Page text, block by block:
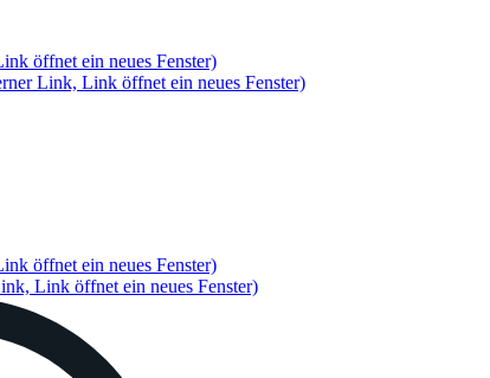
öffnet ein neues Fenster)
Link, Link öffnet ein neues Fenster)
öffnet ein neues Fenster)
Link öffnet ein neues Fenster)